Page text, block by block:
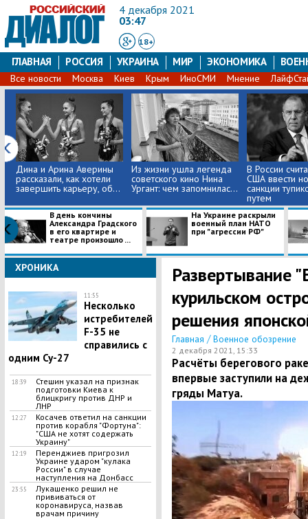
4 декабря 2021
03:47
18+
ГЛАВНАЯ РОССИЯ УКРАИНА МИР ЭКОНОМИКА
Все новости Москва Киев Крым ИноСМИ Мнение
Дина и Арина Аверины
рассказали, как хотели
завершить карьеру, об...
Из жизни ушла легенда
советского кино Нина
Ургант: чем запомнилас...
В России
США ввести
санкции
путем
В день кончины
Александра Градского
в его квартире и
театре произошло ...
На Украине раскрыли
военный план НАТО
при "агрессии РФ"
ХРОНИКА
11:55
Несколько
истребителей
F-35 не
справились с
одним Су-27
18:39
Стешин указал на признак
подготовки Киева к
блицкригу против ДНР и
ЛНР
12:27
​Косачев ответил на санкции
против корабля "Фортуна":
"США не хотят содержать
Украину"
12:19
Перенджиев пригрозил
Украине ударом "кулака
России" в случае
наступления на Донбасс
23:55
Лукашенко решил не
прививаться от
коронавируса, назвав
врачам причину
Развертывание
курильском
решения
Главная / Военное обозрение
2 декабря 2021, 15:33
Расчёты берегового
впервые заступили на
гряды Матуа.